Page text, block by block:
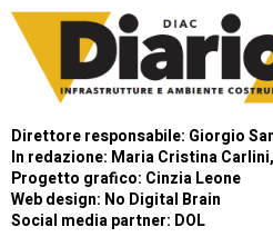
Direttore responsabile: Giorgio
In redazione: Maria Cristina
Progetto grafico: Cinzia Leone
Web design: No Digital Brain
Social media partner: DOL